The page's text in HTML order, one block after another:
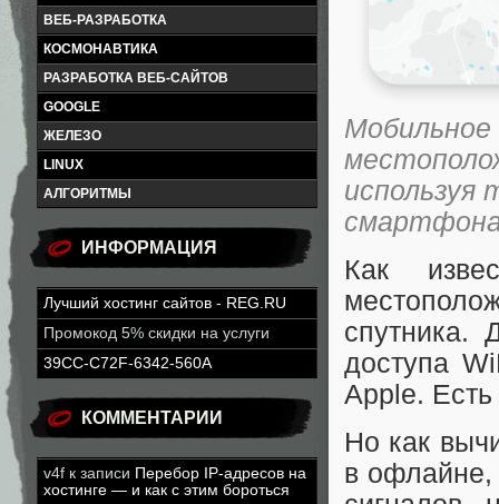
ВЕБ-РАЗРАБОТКА
КОСМОНАВТИКА
РАЗРАБОТКА ВЕБ-САЙТОВ
GOOGLE
ЖЕЛЕЗО
LINUX
АЛГОРИТМЫ
ИНФОРМАЦИЯ
Лучший хостинг сайтов - REG.RU
Промокод 5% скидки на услуги
39CC-C72F-6342-560A
КОММЕНТАРИИ
v4f к записи Перебор IP-адресов на
хостинге — и как с этим бороться
используя
Как
спутника.
доступа
Apple.
Но как
в офлайне,